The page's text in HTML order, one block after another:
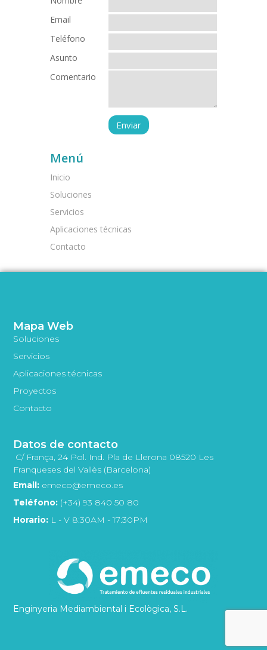
Email
Teléfono
Asunto
Comentario
Menú
Inicio
Soluciones
Servicios
Aplicaciones técnicas
Contacto
Enginyeria Mediambiental i Ecològica, S.L.
Mapa Web
Soluciones
Servicios
Aplicaciones técnicas
Proyectos
Contacto
Datos de contacto
C/ França, 24 Pol. Ind. Pla de Llerona 08520 Les
Franqueses del Vallès (Barcelona)
Email: emeco@emeco.es
Teléfono: (+34) 93 840 50 80
Horario: L - V 8:30AM - 17:30PM